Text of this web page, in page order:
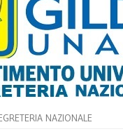
NAZIONALE